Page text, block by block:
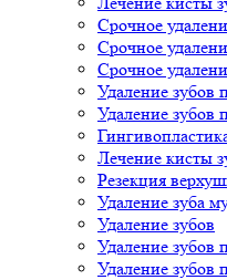
Срочное
Срочное
Срочное
Удаление зубов
Удаление зубов
Лечение кисты
Резекция
Удаление зуба
Удаление зубов
Удаление зубов
Удаление зубов